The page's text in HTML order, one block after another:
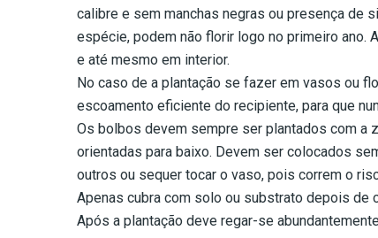
calibre e sem manchas negras ou presença de
espécie, podem não florir logo no primeiro ano.
e até mesmo em interior.
No caso de a plantação se fazer em vasos ou
escoamento eficiente do recipiente, para que
Os bolbos devem sempre ser plantados com a
orientadas para baixo. Devem ser colocados
outros ou sequer tocar o vaso, pois correm o
Apenas cubra com solo ou substrato depois de
Após a plantação deve regar-se